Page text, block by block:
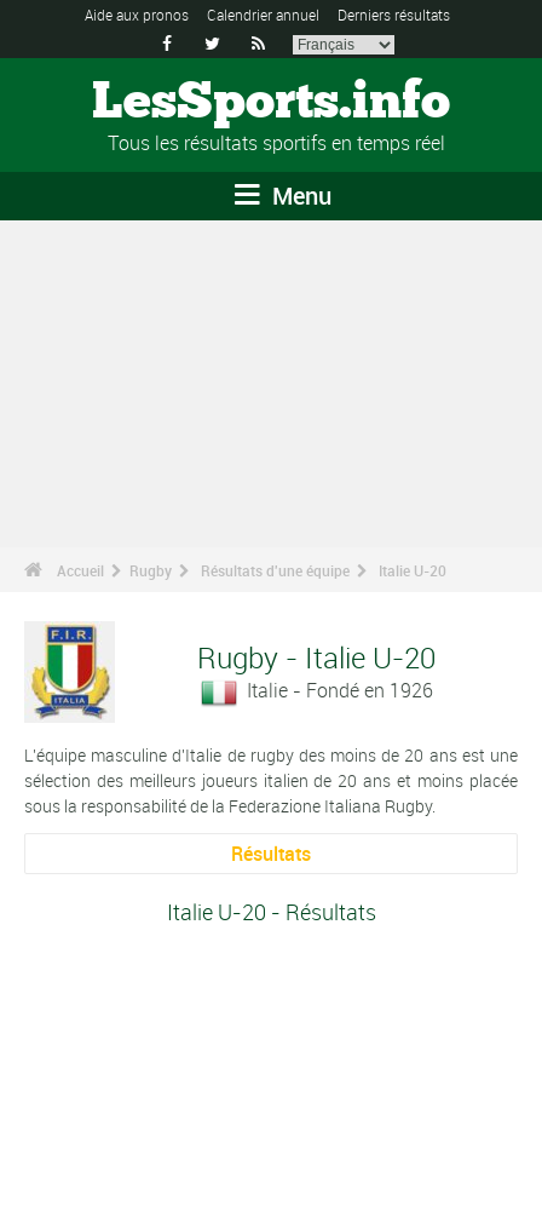
Aide aux pronos Calendrier annuel Derniers résultats
  
LesSports.info
Tous les résultats sportifs en temps réel
Menu
Accueil Rugby Résultats d'une équipe Italie U-20
Rugby - Italie U-20
Italie - Fondé en 1926
L'équipe masculine d'Italie de rugby des moins de 20 ans est une
sélection des meilleurs joueurs italien de 20 ans et moins placée
sous la responsabilité de la Federazione Italiana Rugby.
Résultats
Italie U-20 - Résultats